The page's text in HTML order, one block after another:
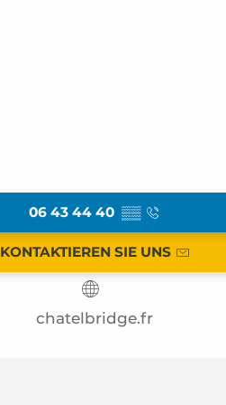
06 43 44 40 ▒▒
KONTAKTIEREN SIE UNS
chatelbridge.fr